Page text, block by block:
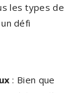
les types de
défi
: Bien que